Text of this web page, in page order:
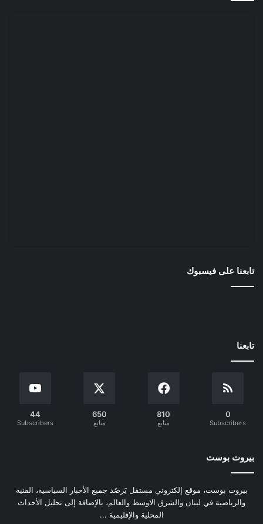
تابعنا على فيسبوك
تابعنا
0
Subscribers
810
متابع
650
متابع
44
Subscribers
بيروت بوست
بيروت بوست، موقع إلكتروني مستقل يَرصُد جميع الأخبار السياسية، الفنية
والرياضية في لبنان والشرق الاوسط والعالم، بالإضافة إلى تحليل الأحداث
المحلية والإقليمية ...